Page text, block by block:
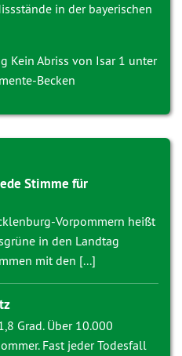
in der bayerischen
Kein Abriss von Isar 1 unter
Becken
Stimme für
Vorpommern heißt
in den Landtag
mit den [...]
Grad. Über 10.000
Fast jeder Todesfall